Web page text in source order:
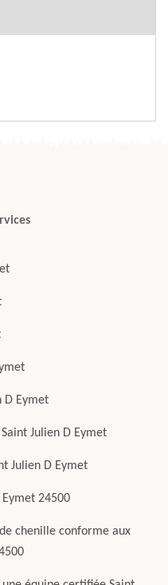
D Eymet
Julien D Eymet
Julien D Eymet
24500
chenille conforme aux